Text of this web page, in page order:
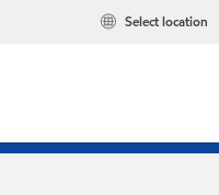
Select location